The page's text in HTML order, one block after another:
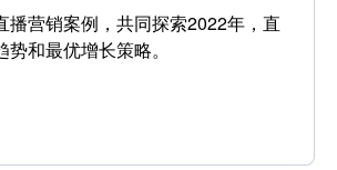
播营销案例，共同探索2022年，直
和最优增长策略。